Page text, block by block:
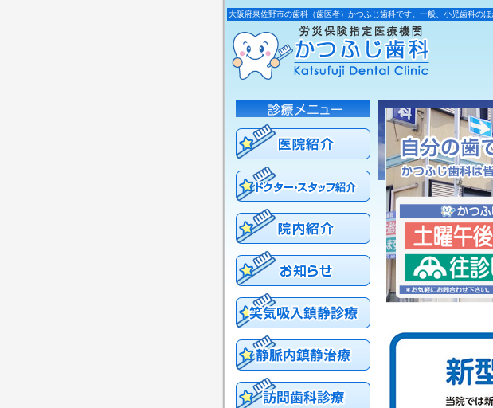
大阪府泉佐野市の歯科（歯医者）かつふじ歯科です。一般、小児歯科の